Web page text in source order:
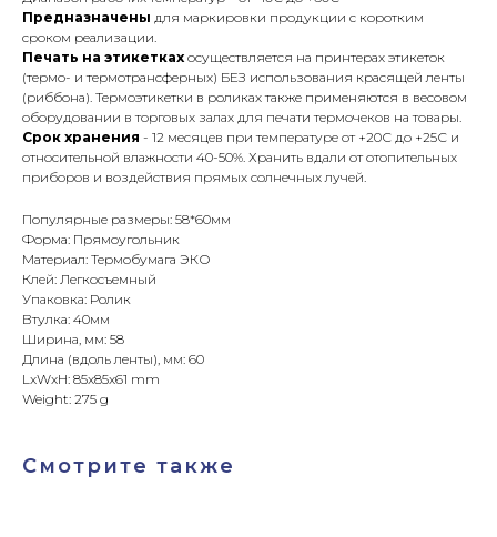
Предназначены для маркировки продукции с коротким
сроком реализации.
Печать на этикеткахосуществляется на принтерах этикеток
(термо- и термотрансферных) БЕЗ использования красящей ленты
(риббона). Термоэтикетки в роликах также применяются в весовом
оборудовании в торговых залах для печати термочеков на товары.
Срок хранения - 12 месяцев при температуре от +20С до +25С и
относительной влажности 40-50%. Хранить вдали от отопительных
приборов и воздействия прямых солнечных лучей.
Популярные размеры: 58*60мм
Форма: Прямоугольник
Материал: Термобумага ЭКО
Клей: Легкосъемный
Упаковка: Ролик
Втулка: 40мм
Ширина, мм: 58
Длина (вдоль ленты), мм: 60
LxWxH: 85x85x61 mm
Weight: 275 g
Смотрите также